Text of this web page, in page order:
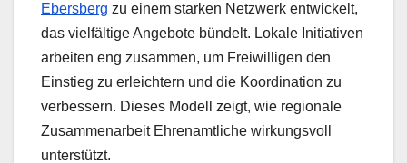
Ebersberg zu einem starken Netzwerk entwickelt,
das vielfältige Angebote bündelt. Lokale Initiativen
arbeiten eng zusammen, um Freiwilligen den
Einstieg zu erleichtern und die Koordination zu
verbessern. Dieses Modell zeigt, wie regionale
Zusammenarbeit Ehrenamtliche wirkungsvoll
unterstützt.